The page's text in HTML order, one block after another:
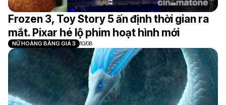
Frozen 3, Toy Story 5 ấn định thời gian ra
mắt. Pixar hé lộ phim hoạt hình mới
NỮ HOÀNG BĂNG GIÁ 3 10/08